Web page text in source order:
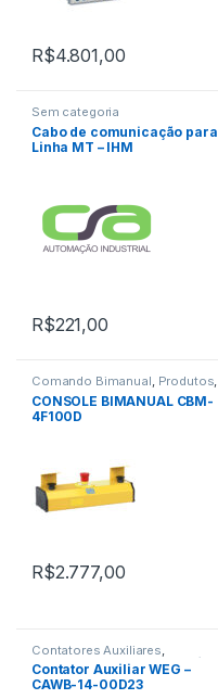
R$4.801,00
Sem categoria
Cabo de comunicação para
Linha MT – IHM
R$221,00
Comando Bimanual Produtos
Soluções em Segurança de
Máquinas
CONSOLE BIMANUAL CBM-
4F100D
R$2.777,00
Contatores Auxiliares
Contatores Tripolares e Relés
Térmicos
Contator Auxiliar WEG –
CAWB-14-00D23